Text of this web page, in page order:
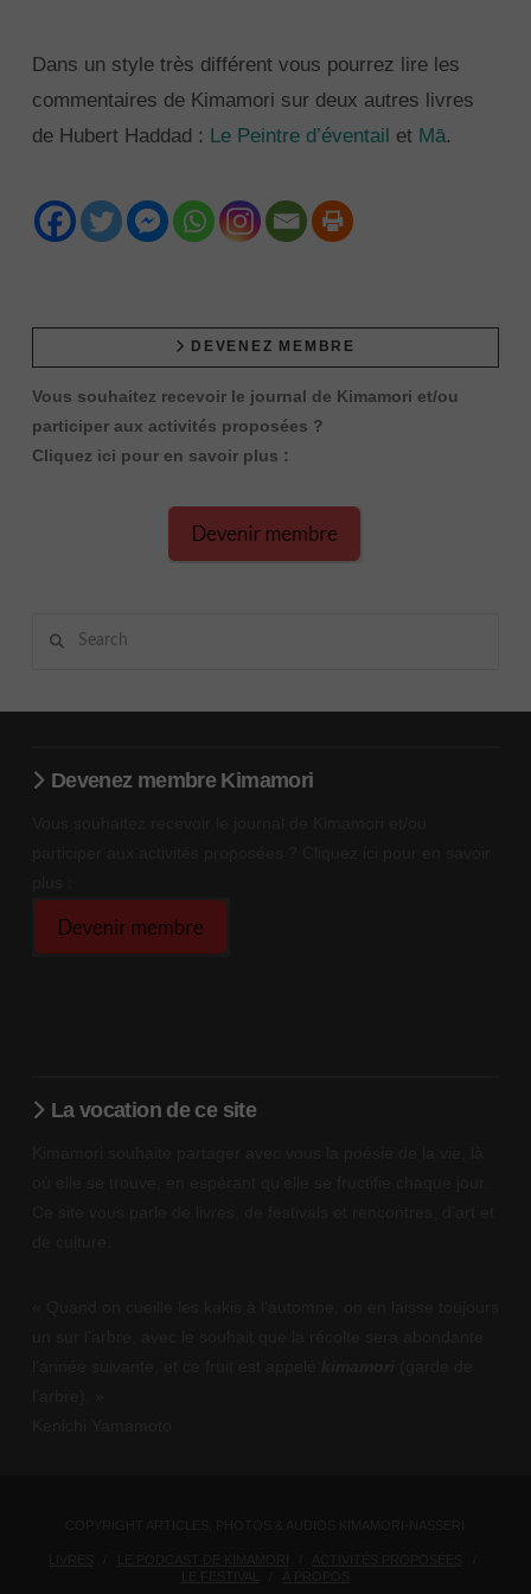
Dans un style très différent vous pourrez lire les
commentaires de Kimamori sur deux autres livres
de Hubert Haddad : Le Peintre d’éventail et Mā.
DEVENEZ MEMBRE
Vous souhaitez recevoir le journal de Kimamori et/ou
participer aux activités proposées ?
Cliquez ici pour en savoir plus :
Devenez membre Kimamori
La vocation de ce site